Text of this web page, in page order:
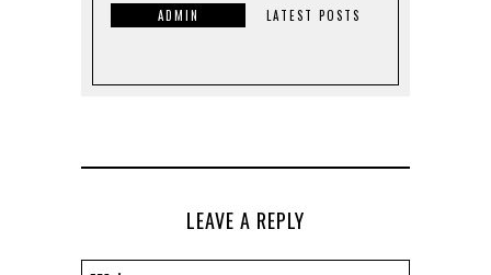
ADMIN LATEST POSTS
LEAVE A REPLY